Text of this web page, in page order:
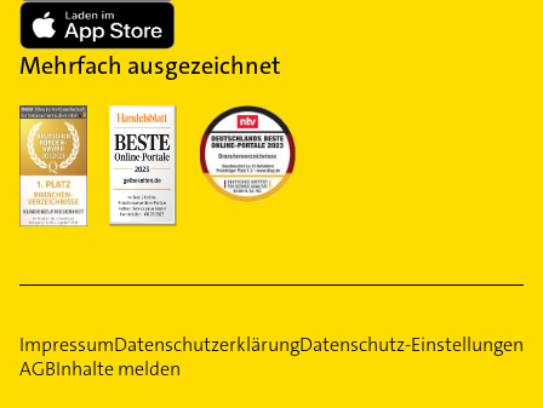
Mehrfach ausgezeichnet
ImpressumDatenschutzerklärungDatenschutz-Einstellungen
AGBInhalte melden